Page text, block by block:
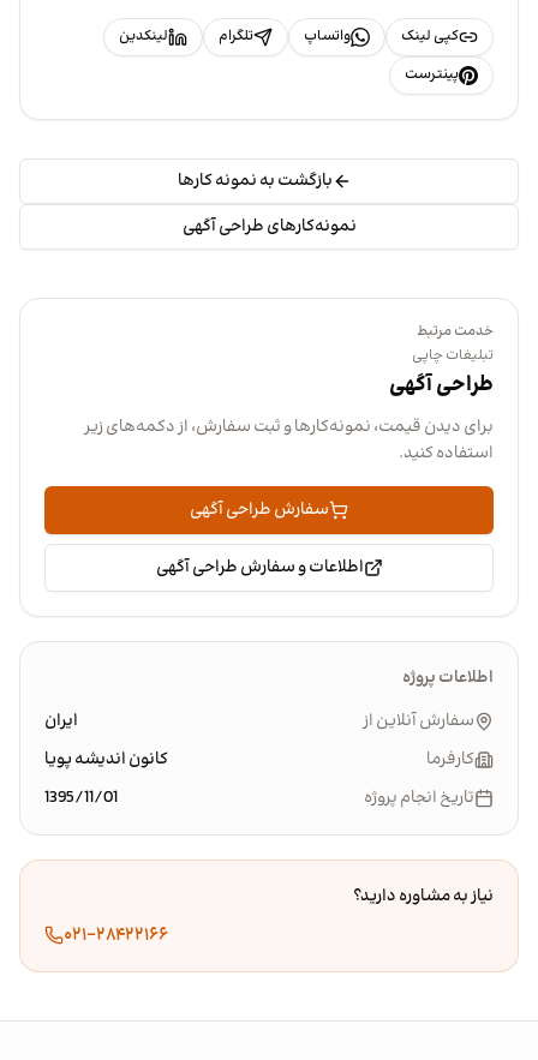
کپی لینک واتساپ تلگرام
لینکدین
پینترست
بازگشت به نمونه کارها
نمونه‌کارهای طراحی آگهی
خدمت مرتبط
تبلیغات چاپی
طراحی آگهی
برای دیدن قیمت، نمونه‌کارها و ثبت سفارش، از دکمه‌های زیر
استفاده کنید.
سفارش طراحی آگهی
اطلاعات و سفارش طراحی آگهی
اطلاعات پروژه
سفارش آنلاین از
ایران
کارفرما
کانون اندیشه پویا
تاریخ انجام پروژه
1395/11/01
نیاز به مشاوره دارید؟
۰۲۱-۲۸۴۲۲۱۶۶